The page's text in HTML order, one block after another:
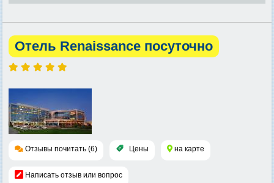
Отель Renaissance посуточно
Отзывы почитать (6) Цены на карте
Написать отзыв или вопрос